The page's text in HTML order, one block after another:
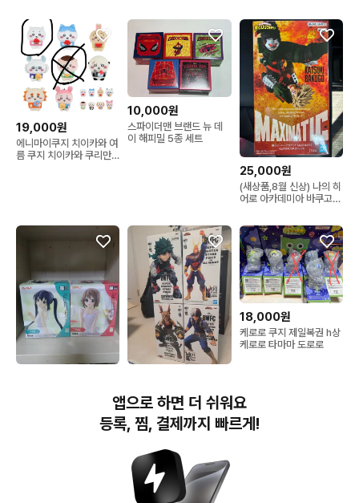
19,000원
에니마이쿠지 치이카와 여
름 쿠지 치이카와 쿠리만
10,000원
스파이더맨 브랜드 뉴 데
이 해피밀 5종 세트
25,000원
(새상품,8월 신상) 나의 히
어로 아카데미아 바쿠고
나의 히어로 아카데미아
BWFC 피규어 4종 세트
18,000원
케로로 쿠지 제일복권 h상
케로로 타마마 도로로
번개장터(주) 사업자정보, 이용약관 및 기타 법적고지
앱으로 하면 더 쉬워요
등록, 찜, 결제까지 빠르게!